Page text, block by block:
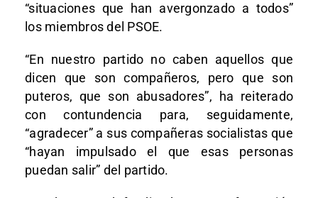
“situaciones que han avergonzado a todos”
los miembros del PSOE.
“En nuestro partido no caben aquellos que
dicen que son compañeros, pero que son
puteros, que son abusadores”, ha reiterado
con contundencia para, seguidamente,
“agradecer” a sus compañeras socialistas que
“hayan impulsado el que esas personas
puedan salir” del partido.